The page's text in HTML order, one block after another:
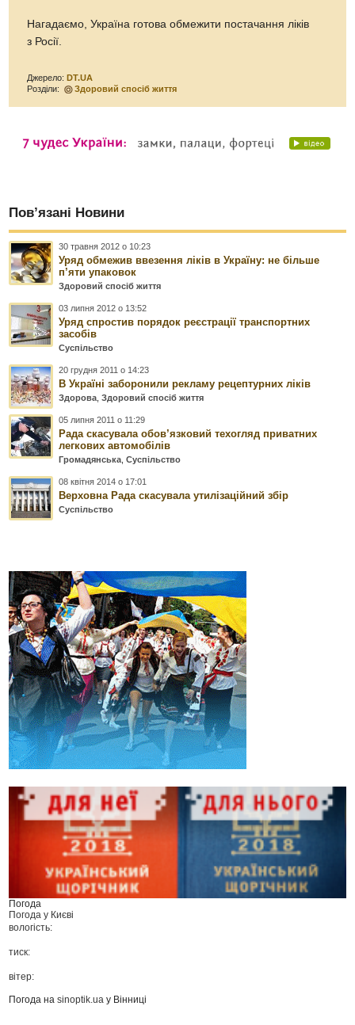
Нагадаємо, Україна готова обмежити постачання ліків
з Росії.
Джерело: DT.UA
Розділи:
Здоровий спосіб життя
Пов’язані Новини
30 травня 2012 о 10:23
Уряд обмежив ввезення ліків в Україну: не більше
п’яти упаковок
Здоровий спосіб життя
03 липня 2012 о 13:52
Уряд спростив порядок реєстрації транспортних
засобів
Суспільство
20 грудня 2011 о 14:23
В Україні заборонили рекламу рецептурних ліків
Здорова ,Здоровий спосіб життя
05 липня 2011 о 11:29
Рада скасувала обов’язковий техогляд приватних
легкових автомобілів
Громадянська ,Суспільство
08 квітня 2014 о 17:01
Верховна Рада скасувала утилізаційний збір
Суспільство
Погода
Погода у Києві
вологість:
тиск:
вітер:
Погода наsinoptik.ua у Вінниці